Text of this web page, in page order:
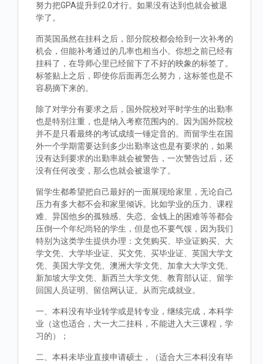
努力把GPA提升到2.0才行。如果没有达到也就会被退
学了。
而英国虽然在挂科之后，部分院校都会给到一次补考的
机会，但能补考通过的几率也相当小。你想之前已经有
挂科了，在导师心里已经留下了不好的映象的标签了。
标签贴上之后，即使你后面再怎么努力，这标签也是不
容易摘下来的。
除了对学分有要求之后，国外院校对平时学生的出勤率
也是特别注重，也是纳入考察范围内的。因为国外院校
并不是只看最终的考试成绩一锤定音的。而留学生在国
外一个学期需要达到多少出勤率这也是有要求的，如果
没有达到要求的出勤率就会被警告，一次警告过后，还
没有任何改变，那么也就会被退学了。
留学生都希望把自己最好的一面展现给家里，无论自己
压力有多大都不会和家里倾诉。比如学业的压力、课程
难、异国他乡的孤独感、失恋、金钱上的困难等等都会
压倒一个年纪尚轻的学生，但是也不要气馁，因为我们
特别为这类学生提供办理：文凭购买、毕业证购买、大
学文凭、大学毕业证、买文凭、买毕业证、英国大学文
凭、美国大学文凭、澳洲大学文凭、加拿大大学文凭、
新加坡大学文凭、新西兰大学文凭、教育部认证、留学
回国人员证明、留信网认证。从而完成就业。
一、本科没有毕业转学或是转专业，继续完成，本科学
业（这也适合，大一大二挂科，不能进入大三课程，学
习的）；
二、本科未毕业直接申请硕士，（适合大三本科没有毕